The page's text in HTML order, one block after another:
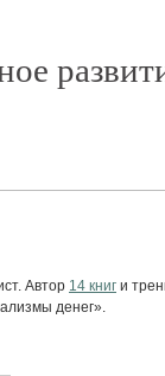
Автор 14 книг и
денег».